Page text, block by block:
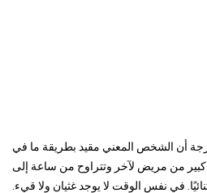
أن الشخص المعني مقيد بطريقة ما في
من مريض لآخر وتتراوح من ساعة إلى
في نفس الوقت لا يوجد غثيان ولا قيء.